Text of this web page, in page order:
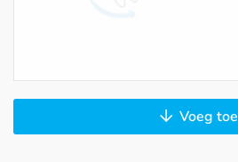
Voeg toe